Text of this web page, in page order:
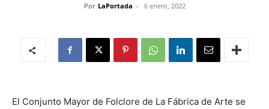
Por LaPortada - 6 enero, 2022
El Conjunto Mayor de Folclore de La Fábrica de Arte se